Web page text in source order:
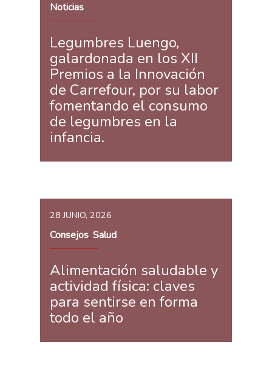
Noticias
Legumbres Luengo,
galardonada en los XII
Premios a la Innovación
de Carrefour, por su labor
fomentando el consumo
de legumbres en la
infancia.
28 JUNIO, 2026
Consejos, Salud
Alimentación saludable y
actividad física: claves
para sentirse en forma
todo el año